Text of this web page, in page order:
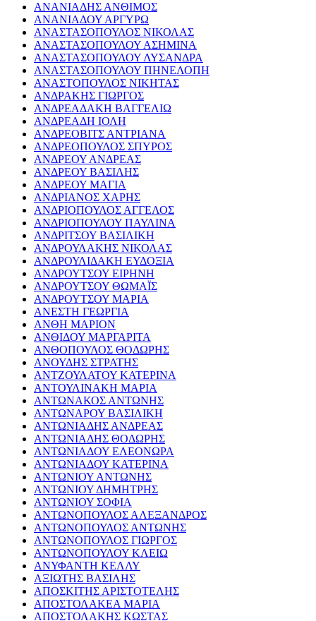
ΑΝΑΝΙΑΔΗΣ ΑΝΘΙΜΟΣ
ΑΝΑΝΙΑΔΟΥ ΑΡΓΥΡΩ
ΑΝΑΣΤΑΣΟΠΟΥΛΟΣ ΝΙΚΟΛΑΣ
ΑΝΑΣΤΑΣΟΠΟΥΛΟΥ ΑΣΗΜΙΝΑ
ΑΝΑΣΤΑΣΟΠΟΥΛΟΥ ΛΥΣΑΝΔΡΑ
ΑΝΑΣΤΑΣΟΠΟΥΛΟΥ ΠΗΝΕΛΟΠΗ
ΑΝΑΣΤΟΠΟΥΛΟΣ ΝΙΚΗΤΑΣ
ΑΝΔΡΑΚΗΣ ΓΙΩΡΓΟΣ
ΑΝΔΡΕΑΔΑΚΗ ΒΑΓΓΕΛΙΩ
ΑΝΔΡΕΑΔΗ ΙΟΛΗ
ΑΝΔΡΕΟΒΙΤΣ ΑΝΤΡΙΑΝΑ
ΑΝΔΡΕΟΠΟΥΛΟΣ ΣΠΥΡΟΣ
ΑΝΔΡΕΟΥ ΑΝΔΡΕΑΣ
ΑΝΔΡΕΟΥ ΒΑΣΙΛΗΣ
ΑΝΔΡΕΟΥ ΜΑΓΙΑ
ΑΝΔΡΙΑΝΟΣ ΧΑΡΗΣ
ΑΝΔΡΙΟΠΟΥΛΟΣ ΑΓΓΕΛΟΣ
ΑΝΔΡΙΟΠΟΥΛΟΥ ΠΑΥΛΙΝΑ
ΑΝΔΡΙΤΣΟΥ ΒΑΣΙΛΙΚΗ
ΑΝΔΡΟΥΛΑΚΗΣ ΝΙΚΟΛΑΣ
ΑΝΔΡΟΥΛΙΔΑΚΗ ΕΥΔΟΞΙΑ
ΑΝΔΡΟΥΤΣΟΥ ΕΙΡΗΝΗ
ΑΝΔΡΟΥΤΣΟΥ ΘΩΜΑΪΣ
ΑΝΔΡΟΥΤΣΟΥ ΜΑΡΙΑ
ΑΝΕΣΤΗ ΓΕΩΡΓΙΑ
ΑΝΘΗ ΜΑΡΙΟΝ
ΑΝΘΙΔΟΥ ΜΑΡΓΑΡΙΤΑ
ΑΝΘΟΠΟΥΛΟΣ ΘΟΔΩΡΗΣ
ΑΝΟΥΔΗΣ ΣΤΡΑΤΗΣ
ΑΝΤΖΟΥΛΑΤΟΥ ΚΑΤΕΡΙΝΑ
ΑΝΤΟΥΛΙΝΑΚΗ ΜΑΡΙΑ
ΑΝΤΩΝΑΚΟΣ ΑΝΤΩΝΗΣ
ΑΝΤΩΝΑΡΟΥ ΒΑΣΙΛΙΚΗ
ΑΝΤΩΝΙΑΔΗΣ ΑΝΔΡΕΑΣ
ΑΝΤΩΝΙΑΔΗΣ ΘΟΔΩΡΗΣ
ΑΝΤΩΝΙΑΔΟΥ ΕΛΕΟΝΩΡΑ
ΑΝΤΩΝΙΑΔΟΥ ΚΑΤΕΡΙΝΑ
ΑΝΤΩΝΙΟΥ ΑΝΤΩΝΗΣ
ΑΝΤΩΝΙΟΥ ΔΗΜΗΤΡΗΣ
ΑΝΤΩΝΙΟΥ ΣΟΦΙΑ
ΑΝΤΩΝΟΠΟΥΛΟΣ ΑΛΕΞΑΝΔΡΟΣ
ΑΝΤΩΝΟΠΟΥΛΟΣ ΑΝΤΩΝΗΣ
ΑΝΤΩΝΟΠΟΥΛΟΣ ΓΙΩΡΓΟΣ
ΑΝΤΩΝΟΠΟΥΛΟΥ ΚΛΕΙΩ
ΑΝΥΦΑΝΤΗ ΚΕΛΛΥ
ΑΞΙΩΤΗΣ ΒΑΣΙΛΗΣ
ΑΠΟΣΚΙΤΗΣ ΑΡΙΣΤΟΤΕΛΗΣ
ΑΠΟΣΤΟΛΑΚΕΑ ΜΑΡΙΑ
ΑΠΟΣΤΟΛΑΚΗΣ ΚΩΣΤΑΣ